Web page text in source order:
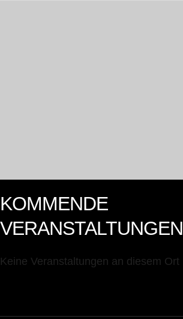
KOMMENDE
VERANSTALTUNGEN
Keine Veranstaltungen an diesem Ort